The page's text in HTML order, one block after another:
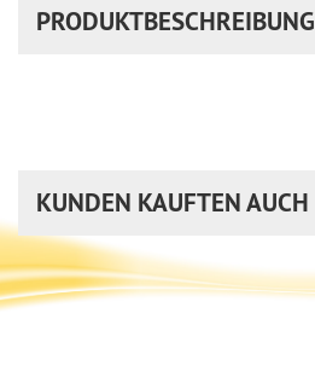
PRODUKTBESCHREIBUNG
KUNDEN KAUFTEN AUCH